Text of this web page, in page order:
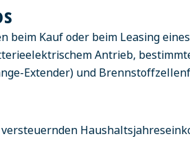
Kauf oder beim Leasing
Antrieb,
Extender) und